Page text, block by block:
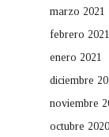
marzo 2021
febrero 2021
enero 2021
diciembre
noviembre
octubre 2020